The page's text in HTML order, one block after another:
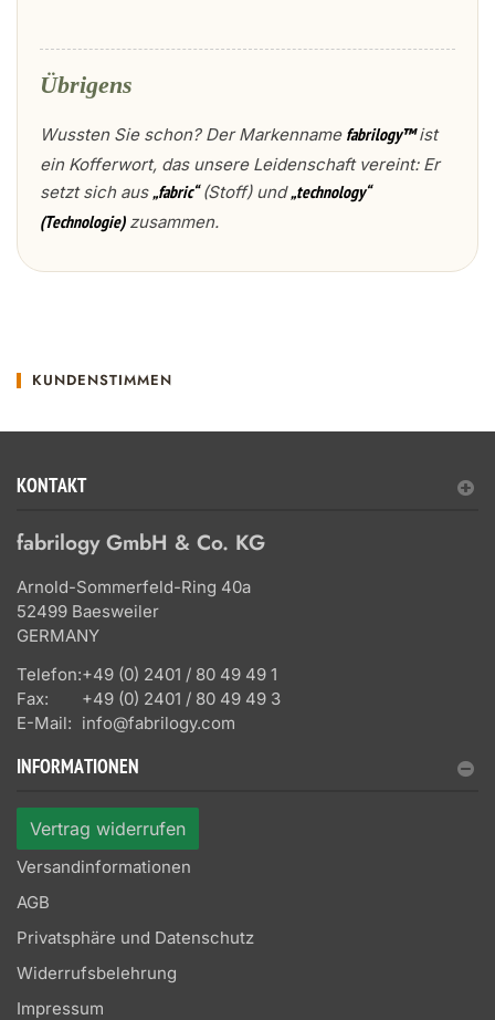
Übrigens
Wussten Sie schon? Der Markenname fabrilogy™ist
ein Kofferwort, das unsere Leidenschaft vereint: Er
setzt sich aus„fabric“(Stoff) und„technology“
(Technologie)zusammen.
KUNDENSTIMMEN
KONTAKT
fabrilogy GmbH & Co. KG
Arnold-Sommerfeld-Ring 40a
52499 Baesweiler
GERMANY
Telefon:+49 (0) 2401 / 80 49 49 1
Fax:
+49 (0) 2401 / 80 49 49 3
E-Mail: info@fabrilogy.com
INFORMATIONEN
Vertrag widerrufen
Versandinformationen
AGB
Privatsphäre und Datenschutz
Widerrufsbelehrung
Impressum